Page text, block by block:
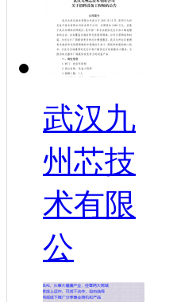
武汉九
州芯技
术有限
公